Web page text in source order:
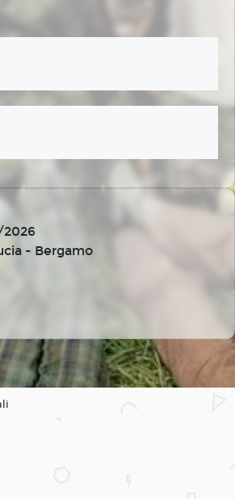
- Bergamo